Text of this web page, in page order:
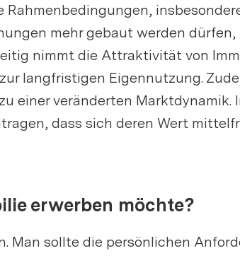
mehr gebaut werden
nimmt die Attraktivität von
langfristigen Eigennutzung.
einer veränderten Marktdynamik.
dass sich deren Wert
erwerben möchte?
Man sollte die persönlichen